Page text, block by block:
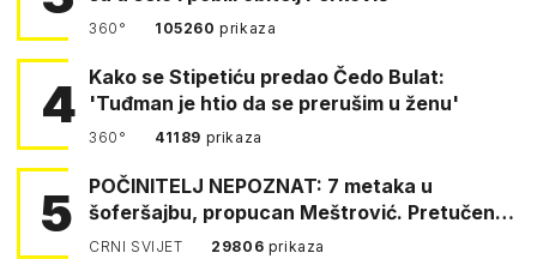
360° 105260prikaza
4 Kako se Stipetiću predao Čedo Bulat:
'Tuđman je htio da se prerušim u ženu'
360° 41189 prikaza
5
POČINITELJ NEPOZNAT: 7 metaka u
šoferšajbu, propucan Meštrović. Pretučen
Pejin
CRNI SVIJET 29806 prikaza